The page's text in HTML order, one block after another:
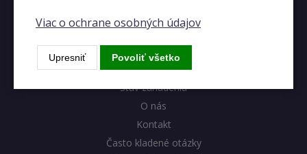
Výhody eshopu
Blog
Stav zariadenia
O nás
Kontakt
Často kladené otázky
Viac o ochrane osobných údajov
Upresniť Povoliť všetko